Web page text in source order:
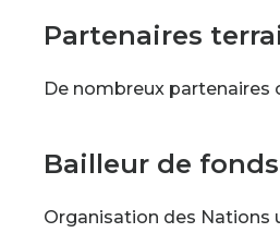
Partenaires
De nombreux partenaires
Bailleur de fonds
Organisation des Nations